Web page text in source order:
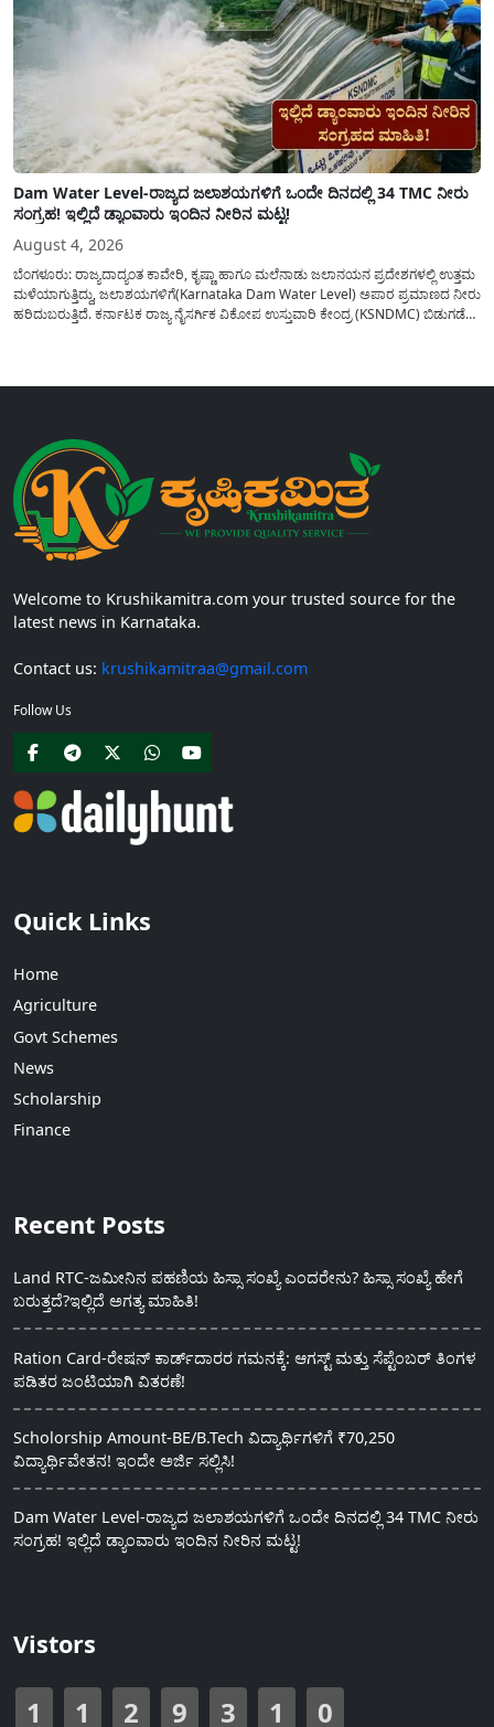
Dam Water Level-ರಾಜ್ಯದ ಜಲಾಶಯಗಳಿಗೆ ಒಂದೇ ದಿನದಲ್ಲಿ 34 TMC ನೀರು
ಸಂಗ್ರಹ! ಇಲ್ಲಿದೆ ಡ್ಯಾಂವಾರು ಇಂದಿನ ನೀರಿನ ಮಟ್ಟ!
August 4, 2026
ಬೆಂಗಳೂರು: ರಾಜ್ಯದಾದ್ಯಂತ ಕಾವೇರಿ, ಕೃಷ್ಣಾ ಹಾಗೂ ಮಲೆನಾಡು ಜಲಾನಯನ ಪ್ರದೇಶಗಳಲ್ಲಿ ಉತ್ತಮ
ಮಳೆಯಾಗುತ್ತಿದ್ದು, ಜಲಾಶಯಗಳಿಗೆ(Karnataka Dam Water Level) ಅಪಾರ ಪ್ರಮಾಣದ ನೀರು
ಹರಿದುಬರುತ್ತಿದೆ. ಕರ್ನಾಟಕ ರಾಜ್ಯ ನೈಸರ್ಗಿಕ ವಿಕೋಪ ಉಸ್ತುವಾರಿ ಕೇಂದ್ರ (KSNDMC) ಬಿಡುಗಡೆ
Welcome to Krushikamitra.com your trusted source for the
latest news in Karnataka.
Contact us: krushikamitraa@gmail.com
Follow Us
Quick Links
Home
Agriculture
Govt Schemes
News
Scholarship
Finance
Recent Posts
Land RTC-ಜಮೀನಿನ ಪಹಣಿಯ ಹಿಸ್ಸಾ ಸಂಖ್ಯೆ ಎಂದರೇನು? ಹಿಸ್ಸಾ ಸಂಖ್ಯೆ ಹೇಗೆ
ಬರುತ್ತದೆ?ಇಲ್ಲಿದೆ ಅಗತ್ಯ ಮಾಹಿತಿ!
Ration Card-ರೇಷನ್ ಕಾರ್ಡ್‍ದಾರರ ಗಮನಕ್ಕೆ: ಆಗಸ್ಟ್ ಮತ್ತು ಸೆಪ್ಟೆಂಬರ್ ತಿಂಗಳ
ಪಡಿತರ ಜಂಟಿಯಾಗಿ ವಿತರಣೆ!
Scholorship Amount-BE/B.Tech ವಿದ್ಯಾರ್ಥಿಗಳಿಗೆ ₹70,250
ವಿದ್ಯಾರ್ಥಿವೇತನ! ಇಂದೇ ಅರ್ಜಿ ಸಲ್ಲಿಸಿ!
Dam Water Level-ರಾಜ್ಯದ ಜಲಾಶಯಗಳಿಗೆ ಒಂದೇ ದಿನದಲ್ಲಿ 34 TMC ನೀರು
ಸಂಗ್ರಹ! ಇಲ್ಲಿದೆ ಡ್ಯಾಂವಾರು ಇಂದಿನ ನೀರಿನ ಮಟ್ಟ!
Vistors
1 1 2 9 3 1 0